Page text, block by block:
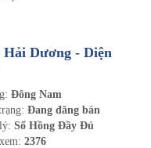
Dương - Diện
Đông Nam
Đang đăng bán
Sổ Hồng Đầy Đủ
2376